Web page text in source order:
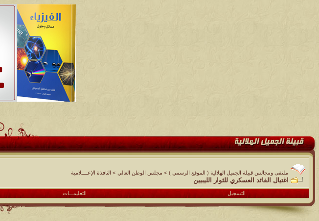
ملتقى ومجالس قبيلة الجميل الهلالية ( الموقع الرسمي ) > مجلس الوطن الغالي > النافذة الإعــــلامية
اغتيال القائد العسكري للثوار الليبيين
التسجيل التعليمـــات